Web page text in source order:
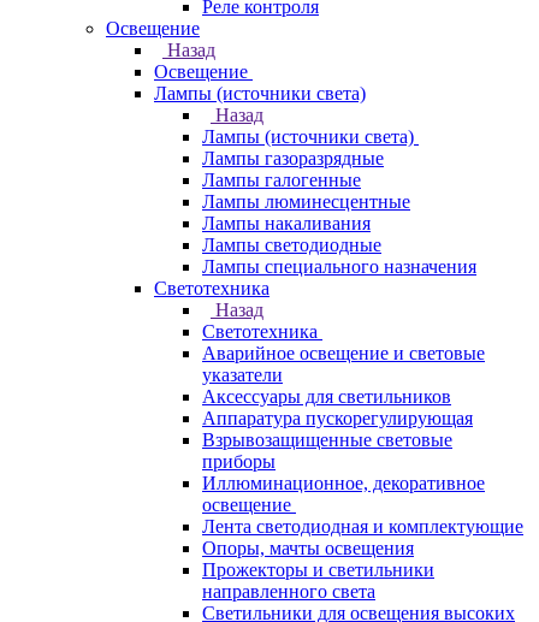
Реле контроля
Освещение
Назад
Освещение
Лампы (источники света)
Назад
Лампы (источники света)
Лампы газоразрядные
Лампы галогенные
Лампы люминесцентные
Лампы накаливания
Лампы светодиодные
Лампы специального назначения
Светотехника
Назад
Светотехника
Аварийное освещение и световые
указатели
Аксессуары для светильников
Аппаратура пускорегулирующая
Взрывозащищенные световые
приборы
Иллюминационное, декоративное
освещение
Лента светодиодная и комплектующие
Опоры, мачты освещения
Прожекторы и светильники
направленного света
Светильники для освещения высоких